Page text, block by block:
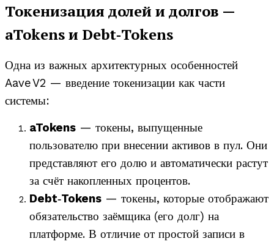
Токенизация долей и долгов —
aTokens и Debt‑Tokens
Одна из важных архитектурных особенностей
Aave V2 — введение токенизации как части
системы:
aTokens — токены, выпущенные
пользователю при внесении активов в пул. Они
представляют его долю и автоматически растут
за счёт накопленных процентов.
Debt‑Tokens — токены, которые отображают
обязательство заёмщика (его долг) на
платформе. В отличие от простой записи в